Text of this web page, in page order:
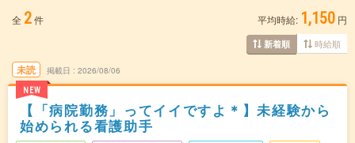
全 2件 平均時給: 1,150 円
新着順 時給順
未読
NEW
掲載日 2026/08/06
【「病院勤務」ってイイですよ＊】未経験から
始められる看護助手